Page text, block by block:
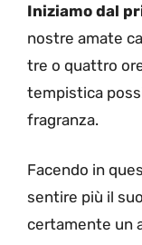
Iniziamo dal
nostre amate
tre o quattro
tempistica
fragranza.
Facendo in
sentire più il
certamente un